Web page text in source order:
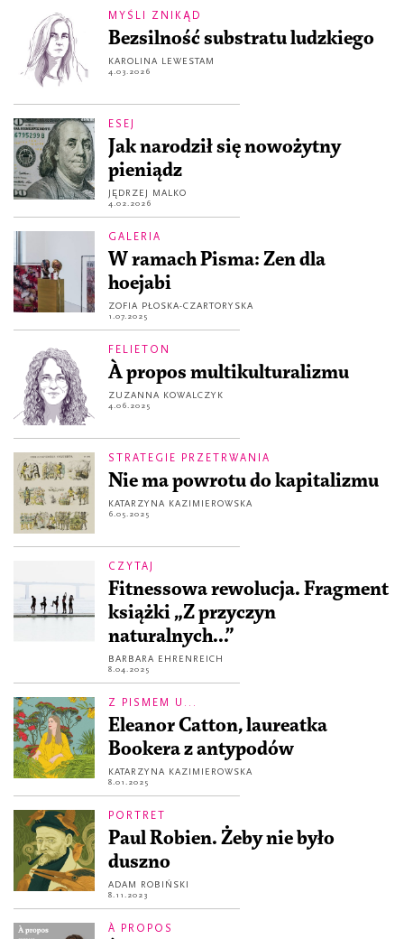
MYŚLI ZNIKĄD
Bezsilność substratu ludzkiego
KAROLINA LEWESTAM
4.03.2026
ESEJ
Jak narodził się nowożytny
pieniądz
JĘDRZEJ MALKO
4.02.2026
GALERIA
W ramach Pisma: Zen dla
hoejabi
ZOFIA PŁOSKA-CZARTORYSKA
1.07.2025
FELIETON
À propos multikulturalizmu
ZUZANNA KOWALCZYK
4.06.2025
STRATEGIE PRZETRWANIA
Nie ma powrotu do kapitalizmu
KATARZYNA KAZIMIEROWSKA
6.05.2025
CZYTAJ
Fitnessowa rewolucja. Fragment
książki „Z przyczyn
naturalnych...”
BARBARA EHRENREICH
8.04.2025
Z PISMEM U...
Eleanor Catton, laureatka
Bookera z antypodów
KATARZYNA KAZIMIEROWSKA
8.01.2025
PORTRET
Paul Robien. Żeby nie było
duszno
ADAM ROBIŃSKI
8.11.2023
À PROPOS